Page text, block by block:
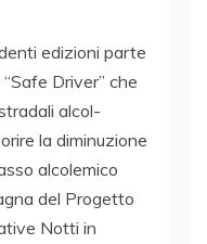
edizioni parte
Driver” che
alcol-
la diminuzione
alcolemico
del Progetto
Notti in